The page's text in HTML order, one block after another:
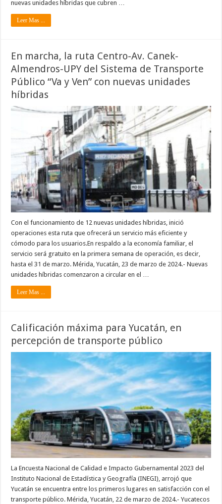
nuevas unidades híbridas que cubren …
Leer Mas ...
En marcha, la ruta Centro-Av. Canek-
Almendros-UPY del Sistema de Transporte
Público “Va y Ven” con nuevas unidades
híbridas
Con el funcionamiento de 12 nuevas unidades híbridas, inició
operaciones esta ruta que ofrecerá un servicio más eficiente y
cómodo para los usuarios.En respaldo a la economía familiar, el
servicio será gratuito en la primera semana de operación, es decir,
hasta el 31 de marzo. Mérida, Yucatán, 23 de marzo de 2024.- Nuevas
unidades híbridas comenzaron a circular en el …
Leer Mas ...
Calificación máxima para Yucatán, en
percepción de transporte público
La Encuesta Nacional de Calidad e Impacto Gubernamental 2023 del
Instituto Nacional de Estadística y Geografía (INEGI), arrojó que
Yucatán se encuentra entre los primeros lugares en satisfacción con el
transporte público. Mérida, Yucatán, 22 de marzo de 2024.- Yucatecos